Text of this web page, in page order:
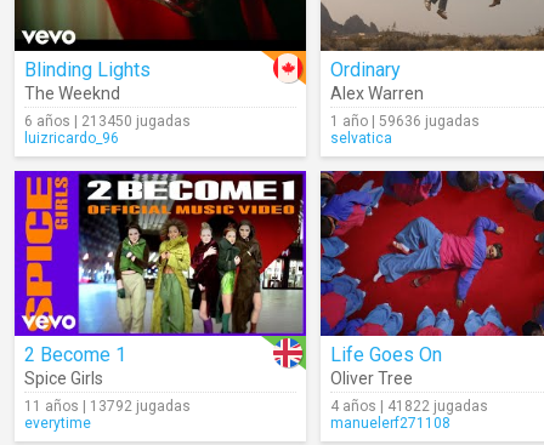
Blinding Lights
The Weeknd
6 años | 213450 jugadas
luizricardo_96
Ordinary
Alex Warren
1 año | 59636 jugadas
selvatica
2 Become 1
Spice Girls
11 años | 13792 jugadas
everytime
Life Goes On
Oliver Tree
4 años | 41822 jugadas
manuelerf271108